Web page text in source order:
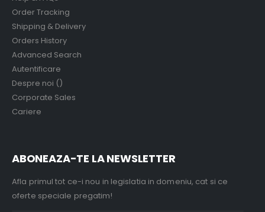
Order Tracking
Shipping & Delivery
Orders History
Advanced Search
Autentificare
Despre noi ()
Corporate Sales
Cariere
ABONEAZA-TE LA NEWSLETTER
Afla primul tot ce-i nou in legislatia in domeniu, cat si ce
oferte speciale pregatim!